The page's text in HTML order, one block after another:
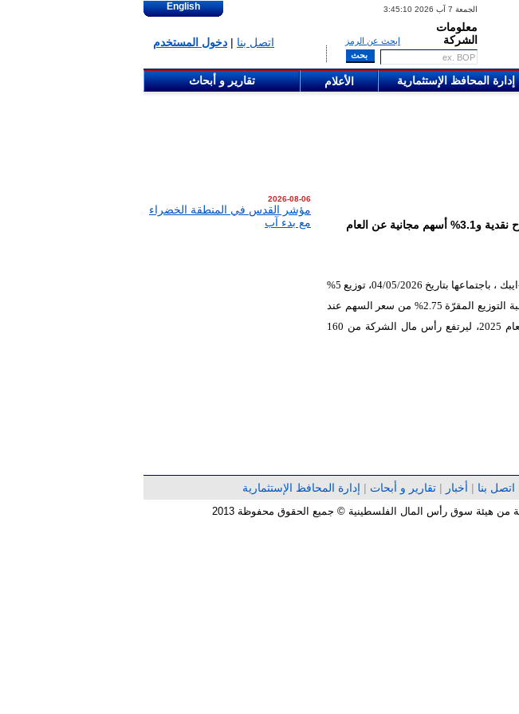
الجمعة 7 آب 2026 3:45:10
معلومات
الشركة
ابحث عن الرمز
English
اتصل بنا | دخول المستخدم
إدارة المحافظ الإستثمارية الأعلام تقارير و أبحاث
العربية الفلسطينية للاستثمار-ايبك تقر بتوزيع 5% أرباح نقدية و3.1% أسهم مجانية عن العام
أقرت الهيئة العامة للشركة العربية الفلسطينية للاستثمار-ايبك ، باجتماعها بتاريخ 04/05/2026، توزيع 5%
أرباح نقدية على المساهمين عن العام 2025، لتسجل نسبة التوزيع المقرّة 2.75% من سعر السهم عند
الاستحقاق. كما وأقرت توزيع 3.1% أسهم مجانية عن العام 2025، ليرتفع رأس مال الشركة من 160
2026-08-06
مؤشر القدس في المنطقة الخضراء
مع بدء آب
اتصل بنا | أخبار |تقارير و أبحات | إدارة المحافظ الإستثمارية
من هيئة سوق رأس المال الفلسطينية © جميع الحقوق محفوظة 2013